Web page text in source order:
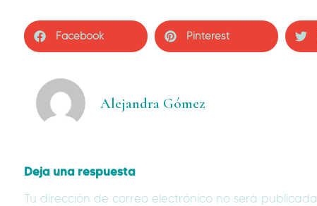
Facebook Pinterest
Alejandra Gómez
Deja una respuesta
Tu dirección de correo electrónico no será publicada.